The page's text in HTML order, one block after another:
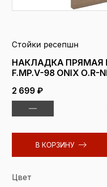
Стойки ресепшн
НАКЛАДКА ПРЯМАЯ
F.MP.V-98 ONIX О.R-
2 699 ₽
В КОРЗИНУ
Цвет